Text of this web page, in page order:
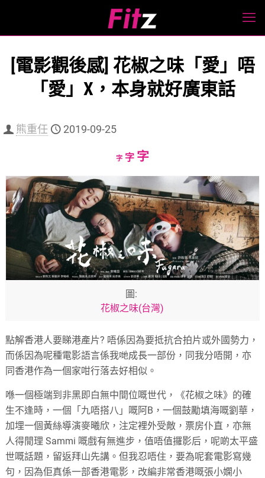
[電影觀後感] 花椒之味「愛」唔
「愛」X，本身就好廣東話
熊重任 2019-09-25
字Decrease
size.
字Reset
size.
字Increase
size.
圖:
花椒之味(台灣)
點解香港人要睇港產片? 唔係因為要抵抗合拍片或外國勢力，
而係因為呢種電影語言係我哋成長一部份，同我分唔開，亦
同香港作為一個家咁行落去好相似。
喺一個極端到非黑即白無中間位嘅世代，《花椒之味》的確
生不逢時，一個「九唔搭八」嘅阿B，一個鼓勵填海嘅劉華，
加埋一個黃絲導演麥曦欣，注定裡外受敵，票房仆直，亦無
人得閒理 Sammi 嘅戲有無進步，值唔值攞影后，呢啲太平盛
世嘅話題，留返拜山先講。但我忍唔住，要為呢套電影寫幾
句，因為佢真係一部香港電影，改編非常香港嘅張小嫻小